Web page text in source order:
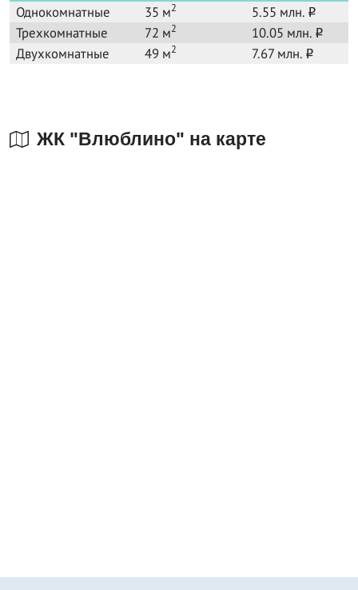
Однокомнатные
35 м2 5.55 млн. o
Трехкомнатные 72 м2 10.05 млн. o
Двухкомнатные 49 м2 7.67 млн. o
ЖК "Влюблино" на карте